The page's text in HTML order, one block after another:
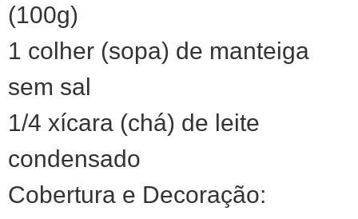
(100g)
1 colher (sopa) de manteiga
sem sal
1/4 xícara (chá) de leite
condensado
Cobertura e Decoração: